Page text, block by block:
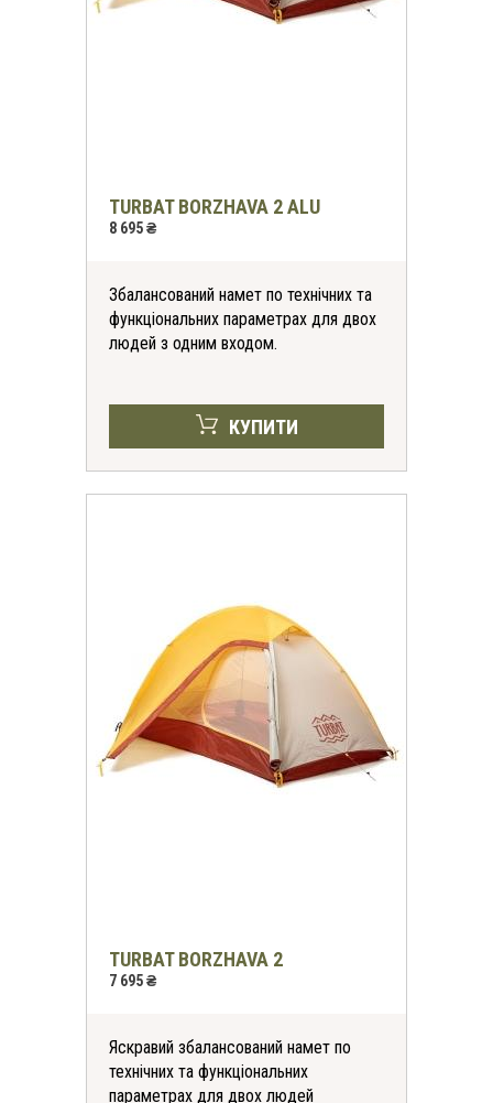
TURBAT BORZHAVA 2 ALU
8 695 ₴
Збалансований намет по технічних та
функціональних параметрах для двох
людей з одним входом.
КУПИТИ
TURBAT BORZHAVA 2
7 695 ₴
Яскравий збалансований намет по
технічних та функціональних
параметрах для двох людей